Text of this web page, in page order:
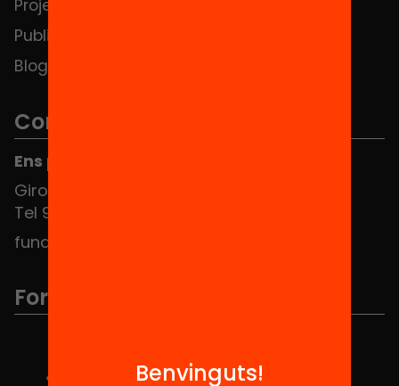
Projectes
Publicacions i vídeos
Blog
Contacte
Ens pots trobar al Hub Social
Girona 34, interior 08010 Barcelona
Tel 934 588 700
fundacio@equitat.org
Formem part de...
Benvinguts!